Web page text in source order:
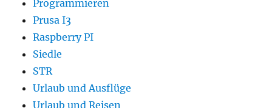
Programmieren
Prusa I3
Raspberry PI
Siedle
STR
Urlaub und Ausflüge
Urlaub und Reisen